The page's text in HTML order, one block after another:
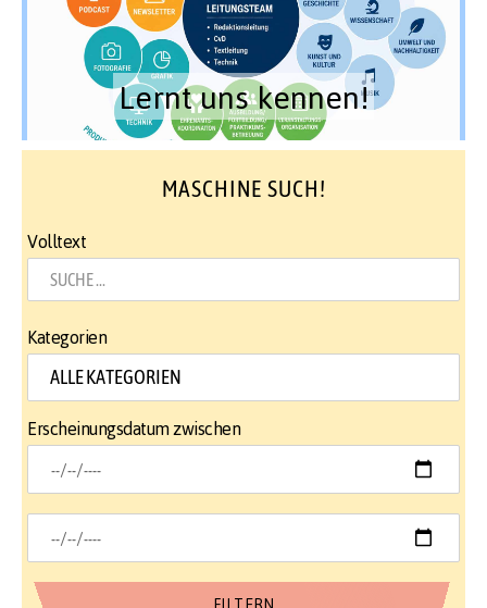
Lernt uns kennen!
MASCHINE SUCH!
Volltext
Kategorien
Erscheinungsdatum zwischen